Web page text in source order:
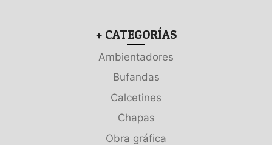
+ CATEGORÍAS
Ambientadores
Bufandas
Calcetines
Chapas
Obra gráfica